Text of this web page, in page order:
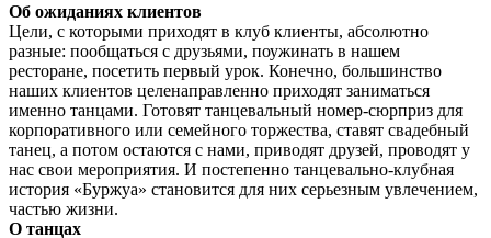
Об ожиданиях клиентов
Цели, с которыми приходят в клуб клиенты, абсолютно
разные: пообщаться с друзьями, поужинать в нашем
ресторане, посетить первый урок. Конечно, большинство
наших клиентов целенаправленно приходят заниматься
именно танцами. Готовят танцевальный номер-сюрприз для
корпоративного или семейного торжества, ставят свадебный
танец, а потом остаются с нами, приводят друзей, проводят у
нас свои мероприятия. И постепенно танцевально-клубная
история «Буржуа» становится для них серьезным увлечением,
частью жизни.
О танцах